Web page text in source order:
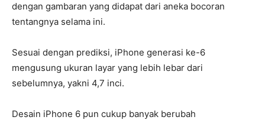
dengan gambaran yang didapat dari aneka bocoran
tentangnya selama ini.
Sesuai dengan prediksi, iPhone generasi ke-6
mengusung ukuran layar yang lebih lebar dari
sebelumnya, yakni 4,7 inci.
Desain iPhone 6 pun cukup banyak berubah